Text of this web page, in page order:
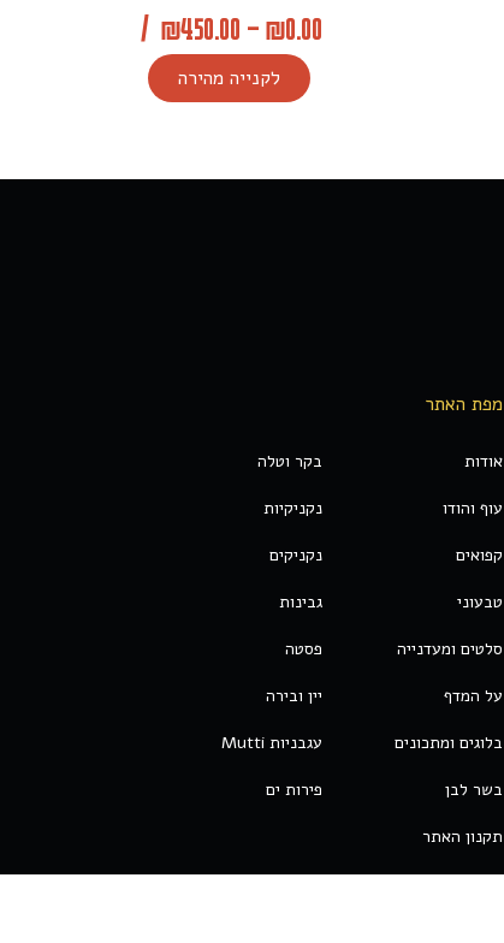
₪0.00
–
₪450.00
/
לקנייה מהירה
מפת האתר
אודות בקר וטלה
עוף והודו נקניקיות
קפואים נקניקים
טבעוני גבינות
סלטים ומעדנייה פסטה
על המדף יין ובירה
בלוגים ומתכונים עגבניות Mutti
בשר לבן פירות ים
תקנון האתר